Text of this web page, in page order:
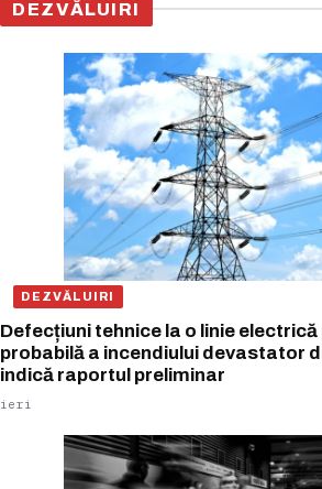
DEZVĂLUIRI
DEZVĂLUIRI
Defecțiuni tehnice la o linie
probabilă a incendiului devastator
indică raportul preliminar
ieri